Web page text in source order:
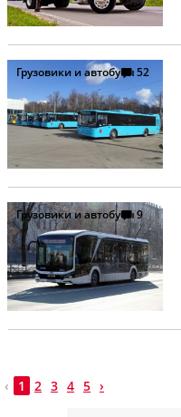
Грузовики и автобусы52
Грузовики и автобусы9
‹ 1 2 3 4 5 ›